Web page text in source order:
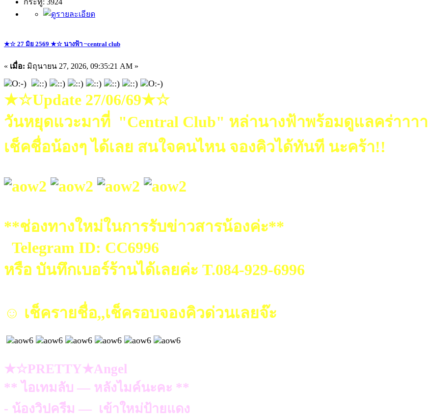
กระทู้: 3924
★☆ 27 มิย 2569 ★☆ นางฟ้า ~central club
« เมื่อ: มิถุนายน 27, 2026, 09:35:21 AM »
★☆Update 27/06/69★☆
วันหยุดแวะมาที่ "Central Club" หล่านางฟ้าพร้อมดูแลคร่าาาา
เช็คชื่อน้องๆ ได้เลย สนใจคนไหน จองคิวได้ทันที นะคร้า!!
**ช่องทางใหม่ในการรับข่าวสารน้องค่ะ**
Telegram ID: CC6996
หรือ บันทึกเบอร์ร้านได้เลยค่ะ T.084-929-6996
☺ เช็ครายชื่อ,,เช็ครอบจองคิวด่วนเลยจ๊ะ
★☆PRETTY★Angel
** ไอเทมลับ — หลังไมค์นะคะ **
- น้องวิปครีม — เข้าใหม่ป้ายแดง